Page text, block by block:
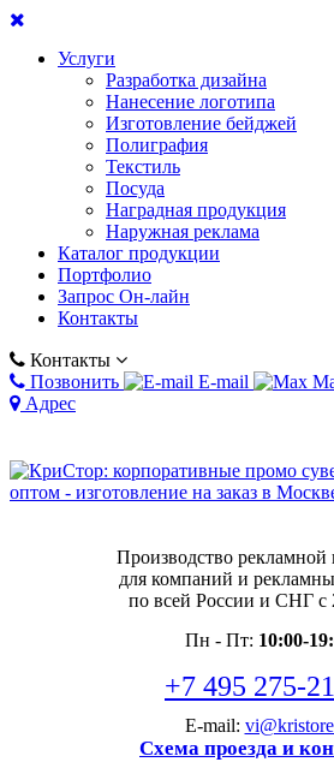
Услуги
Разработка дизайна
Нанесение логотипа
Изготовление бейджей
Полиграфия
Текстиль
Посуда
Наградная продукция
Наружная реклама
Каталог продукции
Портфолио
Запрос Он-лайн
Контакты
Контакты
Позвонить
E-mail
Адрес
Производство рекламной
для компаний и
по всей России и СНГ с
Пн - Пт: 10:00-
+7 495 275-
E-mail:
Схема проезда и